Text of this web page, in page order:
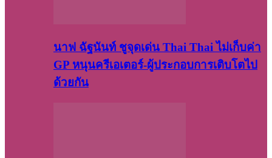
นาฟ ฉัฐนันท์ ชูจุดเด่น Thai Thai ไม่เก็บค่า
GP หนุนครีเอเตอร์-ผู้ประกอบการเติบโตไป
ด้วยกัน